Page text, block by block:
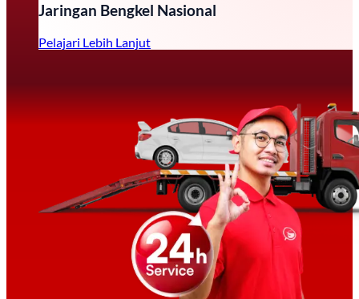
Jaringan Bengkel Nasional
Pelajari Lebih Lanjut